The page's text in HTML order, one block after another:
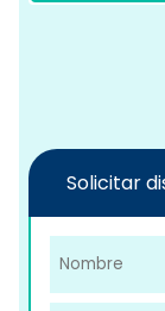
Solicitar